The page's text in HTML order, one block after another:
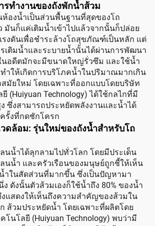
รทำงานของถังพักน้ำส้วม
องน้ำเป็นส่วนพื้นฐานที่สุดของโถ
มันก็แค่เติมน้ำเข้าไปแล้วจากนั้นก็ปล่อย
งดันเพื่อชำระล้างโถสุขภัณฑ์เป็นหลัก แต่
เติมน้ำและระบายน้ำนั้นได้ผ่านการพัฒนา
นอดีตมักจะมีขนาดใหญ่รั่วซึม และใช้น้ำ
ำให้เกิดการบริโภคน้ำในปริมาณมากเกิน
สมัยใหม่ โดยเฉพาะที่ออกแบบโดยบริษัท
(Huiyuan Technology) ได้ใช้กลไกที่มี
ซึ่งสามารถประหยัดพลังงานและน้ำได้
รั้งที่กดชักโครก
ดล้อม: รุ่นใหม่ของถังน้ำสำหรับโถ
น้ำได้ลุกลามไปทั่วโลก โดยมีประเด็น
นน้ำ และครัวเรือนของมนุษย์ถูกชี้ให้เห็น
ำในสัดส่วนที่มากขึ้น ซึ่งเป็นปัญหามา
ง ดังนั้นตัวส้วมเองก็ใช้น้ำถึง 80% ของน้ำ
งแสดงให้เห็นถึงความสำคัญของส้วมใน
ส้วมประหยัดน้ำ โดยเฉพาะที่ผลิตโดย
โนโลยี (Huiyuan Technology) พบว่ามี